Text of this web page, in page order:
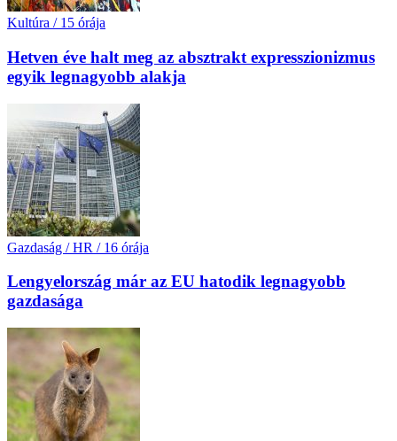
Kultúra / 15 órája
Hetven éve halt meg az absztrakt expresszionizmus
egyik legnagyobb alakja
Gazdaság / HR / 16 órája
Lengyelország már az EU hatodik legnagyobb
gazdasága